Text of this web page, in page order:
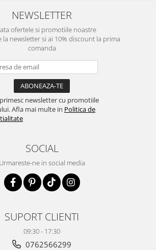
NEWSLETTER
ofertele si promotiile noastre
la newsletter si ai 10% discount la prima
comanda
newsletter cu promotiile
Afla mai multe in Politica de
SOCIAL
Urmareste-ne in social media
SUPORT CLIENTI
09:30 - 17:30
0762566299